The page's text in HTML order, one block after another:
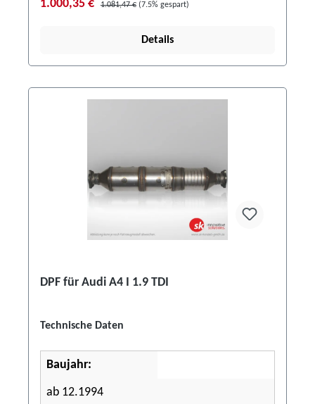
1.000,35 € 1.081,47 € (7.5% gespart)
Details
DPF für Audi A4 I 1.9 TDI
Technische Daten
Baujahr:
ab 12.1994